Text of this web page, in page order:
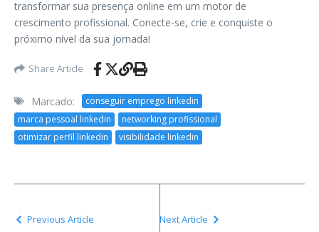
transformar sua presença online em um motor de
crescimento profissional. Conecte-se, crie e conquiste o
próximo nível da sua jornada!
Share Article
Marcado:
conseguir emprego linkedin
marca pessoal linkedin
networking profissional
otimizar perfil linkedin
visibilidade linkedin
Previous Article Next Article